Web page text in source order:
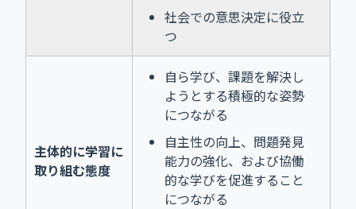
社会での意思決定に役立
つ
主体的に学習に
取り組む態度
自ら学び、課題を解決し
ようとする積極的な姿勢
につながる
自主性の向上、問題発見
能力の強化、および協働
的な学びを促進すること
につながる